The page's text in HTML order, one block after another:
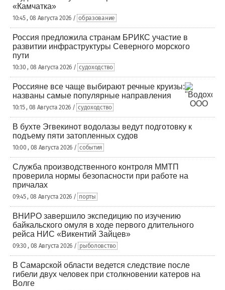
«Камчатка»
10:45 , 08 Августа 2026 / образование
Россия предложила странам БРИКС участие в
развитии инфраструктуры Северного морского
пути
10:30 , 08 Августа 2026 / судоходство
Россияне все чаще выбирают речные круизы:
названы самые популярные направления
10:15 , 08 Августа 2026 / судоходство
В бухте Эгвекинот водолазы ведут подготовку к
подъему пяти затопленных судов
10:00 , 08 Августа 2026 / события
Служба производственного контроля ММТП
проверила нормы безопасности при работе на
причалах
09:45 , 08 Августа 2026 / порты
ВНИРО завершило экспедицию по изучению
байкальского омуля в ходе первого длительного
рейса НИС «Викентий Зайцев»
09:30 , 08 Августа 2026 / рыболовство
В Самарской области ведется следствие после
гибели двух человек при столкновении катеров на
Волге